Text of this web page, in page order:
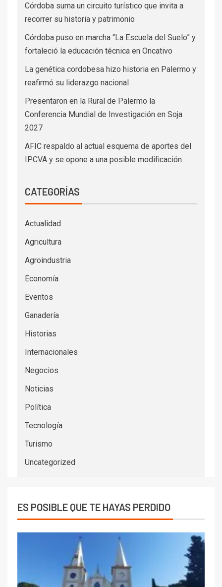
Córdoba suma un circuito turístico que invita a
recorrer su historia y patrimonio
Córdoba puso en marcha “La Escuela del Suelo” y
fortaleció la educación técnica en Oncativo
La genética cordobesa hizo historia en Palermo y
reafirmó su liderazgo nacional
Presentaron en la Rural de Palermo la
Conferencia Mundial de Investigación en Soja
2027
AFIC respaldo al actual esquema de aportes del
IPCVA y se opone a una posible modificación
CATEGORÍAS
Actualidad
Agricultura
Agroindustria
Economía
Eventos
Ganadería
Historias
Internacionales
Negocios
Noticias
Política
Tecnología
Turismo
Uncategorized
ES POSIBLE QUE TE HAYAS PERDIDO